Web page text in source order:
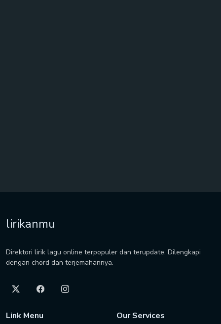
lirikanmu
Direktori lirik lagu online terpopuler dan terupdate. Dilengkapi
dengan chord dan terjemahannya.
Link Menu Our Services